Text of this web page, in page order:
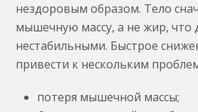
нездоровым образом. Тело
мышечную массу, а не жир, что
нестабильными. Быстрое
привести к нескольким
потеря мышечной массы;